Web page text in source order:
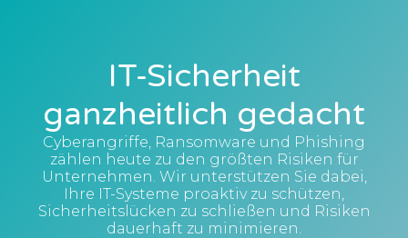
IT-Sicherheit
ganzheitlich gedacht
Cyberangriffe, Ransomware und Phishing
zählen heute zu den größten Risiken für
Unternehmen. Wir unterstützen Sie dabei,
Ihre IT-Systeme proaktiv zu schützen,
Sicherheitslücken zu schließen und Risiken
dauerhaft zu minimieren.